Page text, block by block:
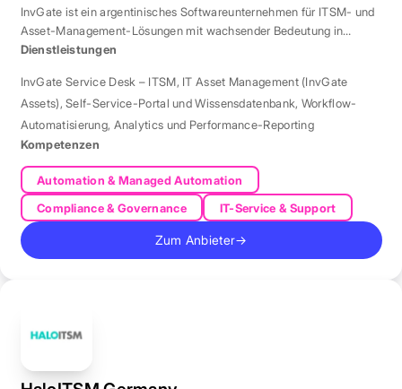
InvGate ist ein argentinisches Softwareunternehmen für ITSM- und
Asset-Management-Lösungen mit wachsender Bedeutung in
Europa.
Dienstleistungen
InvGate Service Desk – ITSM, IT Asset Management (InvGate
Assets),Self-Service-Portal und Wissensdatenbank, Workflow-
Automatisierung, Analytics und Performance-Reporting
Kompetenzen
Automation & Managed Automation
Compliance & Governance
IT-Service & Support
Zum Anbieter→